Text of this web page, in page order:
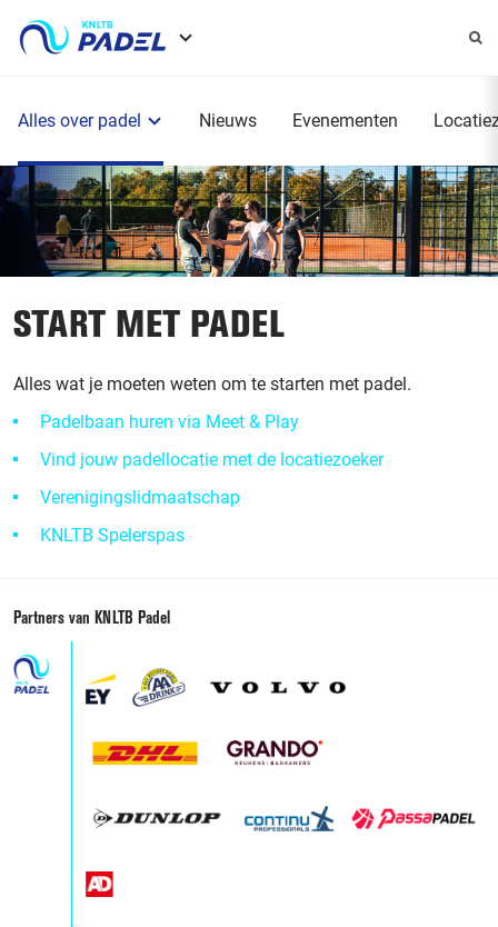
Alles over padel Nieuws Evenementen
START MET PADEL
Alles wat je moeten weten om te starten met padel.
Padelbaan huren via Meet & Play
Vind jouw padellocatie met de locatiezoeker
Verenigingslidmaatschap
KNLTB Spelerspas
Partners van KNLTB Padel